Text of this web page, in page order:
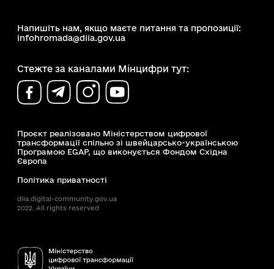
Напишіть нам, якщо маєте питання та пропозиції:
infohromada@diia.gov.ua
Стежте за каналами Мінцифри тут:
Проєкт реалізовано Міністерством цифрової
трансформації спільно зі швейцарсько-українською
Програмою EGAP, що виконується Фондом Східна
Європа
Політика приватності
diia.digital-community.gov.ua
2022. All rights reserved